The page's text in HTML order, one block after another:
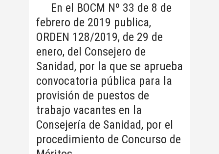
En el BOCM Nº 33 de 8 de
febrero de 2019 publica,
ORDEN 128/2019, de 29 de
enero, del Consejero de
Sanidad, por la que se aprueba
convocatoria pública para la
provisión de puestos de
trabajo vacantes en la
Consejería de Sanidad, por el
procedimiento de Concurso de